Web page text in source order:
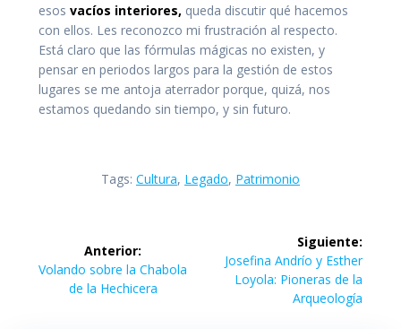
esos vacíos interiores, queda discutir qué hacemos
con ellos. Les reconozco mi frustración al respecto.
Está claro que las fórmulas mágicas no existen, y
pensar en periodos largos para la gestión de estos
lugares se me antoja aterrador porque, quizá, nos
estamos quedando sin tiempo, y sin futuro.
Tags: Cultura, Legado, Patrimonio
de
entradas
Anterior:
Entrada
anterior:
Volando sobre la Chabola
de la Hechicera
Siguiente:
Siguiente
entrada:
Josefina Andrío y Esther
Loyola: Pioneras de la
Arqueología